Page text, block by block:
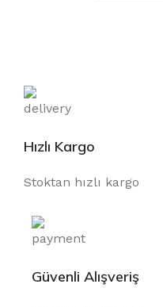
Hızlı Kargo
Stoktan hızlı kargo
Güvenli Alışveriş